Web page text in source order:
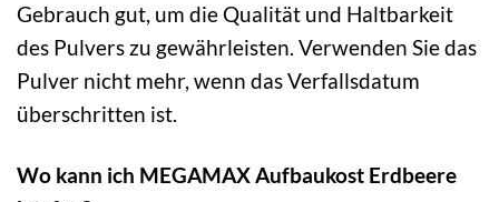
Gebrauch gut, um die Qualität und Haltbarkeit
des Pulvers zu gewährleisten. Verwenden Sie das
Pulver nicht mehr, wenn das Verfallsdatum
überschritten ist.
Wo kann ich MEGAMAX Aufbaukost Erdbeere